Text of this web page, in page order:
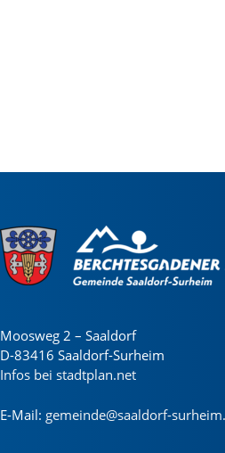
Moosweg 2 – Saaldorf
D-83416 Saaldorf-Surheim
Infos bei stadtplan.net
E-Mail: gemeinde@saaldorf-